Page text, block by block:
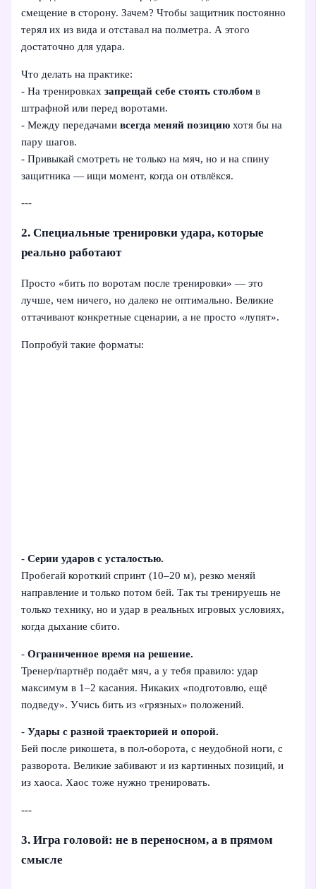
смещение в сторону. Зачем? Чтобы защитник постоянно
терял их из вида и отставал на полметра. А этого
достаточно для удара.
Что делать на практике:
- На тренировкахзапрещай себе стоять столбом в
штрафной или перед воротами.
- Между передачамивсегда меняй позицию хотя бы на
пару шагов.
- Привыкай смотреть не только на мяч, но и на спину
защитника — ищи момент, когда он отвлёкся.
---
2. Специальные тренировки удара, которые
реально работают
Просто «бить по воротам после тренировки» — это
лучше, чем ничего, но далеко не оптимально. Великие
оттачивают конкретные сценарии, а не просто «лупят».
Попробуй такие форматы:
-Серии ударов с усталостью.
Пробегай короткий спринт (10–20 м), резко меняй
направление и только потом бей. Так ты тренируешь не
только технику, но и удар в реальных игровых условиях,
когда дыхание сбито.
-Ограниченное время на решение.
Тренер/партнёр подаёт мяч, а у тебя правило: удар
максимум в 1–2 касания. Никаких «подготовлю, ещё
подведу». Учись бить из «грязных» положений.
-Удары с разной траекторией и опорой.
Бей после рикошета, в пол‑оборота, с неудобной ноги, с
разворота. Великие забивают и из картинных позиций, и
из хаоса. Хаос тоже нужно тренировать.
---
3. Игра головой: не в переносном, а в прямом
смысле